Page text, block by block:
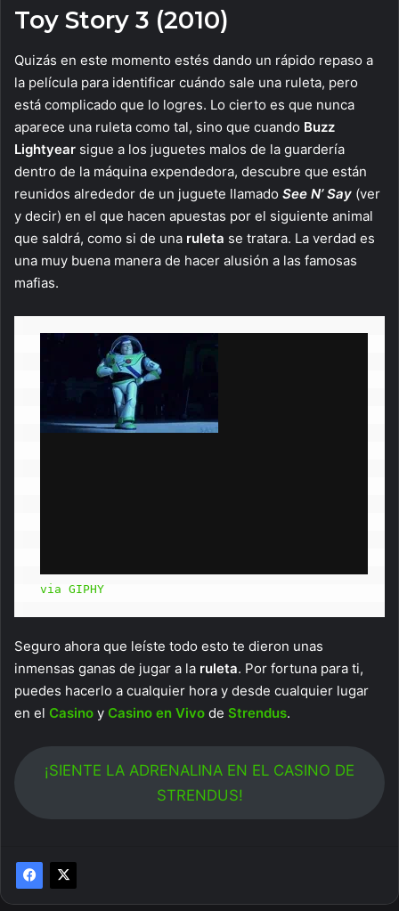
Toy Story 3 (2010)
Quizás en este momento estés dando un rápido repaso a
la película para identificar cuándo sale una ruleta, pero
está complicado que lo logres. Lo cierto es que nunca
aparece una ruleta como tal, sino que cuando Buzz
Lightyear sigue a los juguetes malos de la guardería
dentro de la máquina expendedora, descubre que están
reunidos alrededor de un juguete llamado See N’ Say (ver
y decir) en el que hacen apuestas por el siguiente animal
que saldrá, como si de una ruleta se tratara. La verdad es
una muy buena manera de hacer alusión a las famosas
mafias.
via GIPHY
Seguro ahora que leíste todo esto te dieron unas
inmensas ganas de jugar a la ruleta. Por fortuna para ti,
puedes hacerlo a cualquier hora y desde cualquier lugar
en el Casino y Casino en Vivo de Strendus.
¡SIENTE LA ADRENALINA EN EL CASINO DE
STRENDUS!